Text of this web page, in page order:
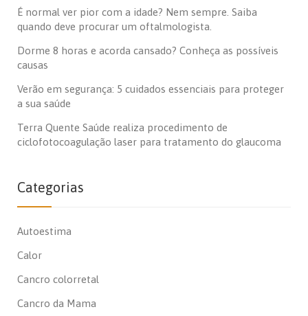
É normal ver pior com a idade? Nem sempre. Saiba
quando deve procurar um oftalmologista.
Dorme 8 horas e acorda cansado? Conheça as possíveis
causas
Verão em segurança: 5 cuidados essenciais para proteger
a sua saúde
Terra Quente Saúde realiza procedimento de
ciclofotocoagulação laser para tratamento do glaucoma
Categorias
Autoestima
Calor
Cancro colorretal
Cancro da Mama